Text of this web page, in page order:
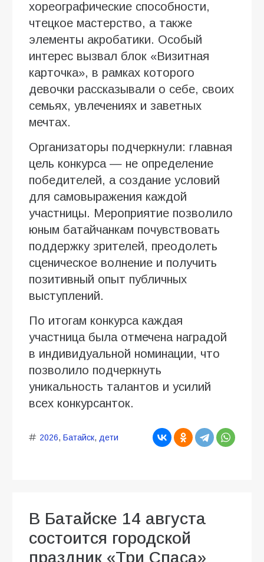
хореографические способности,
чтецкое мастерство, а также
элементы акробатики. Особый
интерес вызвал блок «Визитная
карточка», в рамках которого
девочки рассказывали о себе, своих
семьях, увлечениях и заветных
мечтах.
Организаторы подчеркнули: главная
цель конкурса — не определение
победителей, а создание условий
для самовыражения каждой
участницы. Мероприятие позволило
юным батайчанкам почувствовать
поддержку зрителей, преодолеть
сценическое волнение и получить
позитивный опыт публичных
выступлений.
По итогам конкурса каждая
участница была отмечена наградой
в индивидуальной номинации, что
позволило подчеркнуть
уникальность талантов и усилий
всех конкурсанток.
2026, Батайск, дети
В Батайске 14 августа
состоится городской
праздник «Три Спаса»